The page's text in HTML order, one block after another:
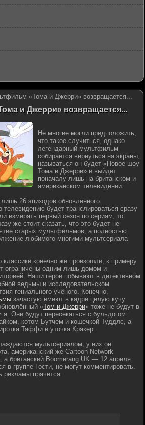
«Тома и Джерри» возвращается...
и Джерри» возвращается...
Не многие могли предположить,
что такое случиться, однако
легендарный мультфильм
собирается вернуться на экраны,
называться он будет «Новое шоу
Тома и Джерри» и выйдет
поначалу лишь на британском и
американском телевидении.
26 эпизодов обновлённого
телевидению будет транслироваться сразу
измерять первый сезон по сериям, то
же стоит сказать, что это будет не
старых мультфильмов, а полностью
любимого многими мультсериала
классики конечно же произошли, к примеру
ограничены одним лишь домом и
Наши герои побывают в детективном
ведьмы и исследовательском
гениального учёного. Конечно,
зачастую имеют в кадре целую кучу
«Том и Джерри» тоже не будут в
Они будут пересекаться с бульдогом
котом Бутчем и кошечкой Туддлс, а
Таффи и уточка Крякер.
мультсериалом, у них он
американский же Cartoon Network
а британский Boomerang UK — 12 апреля.
в группе Гости, не могут комментировать.
рекламы прячется.